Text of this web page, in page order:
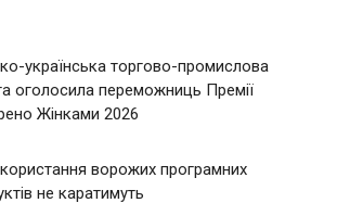
українська торгово-промислова
оголосила переможниць Премії
Жінками 2026
ворожих програмних
не каратимуть